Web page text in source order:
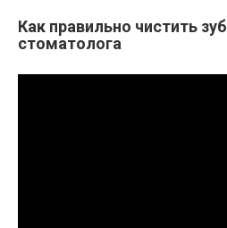
Как правильно чистить
стоматолога